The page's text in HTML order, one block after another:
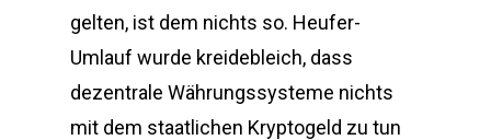
gelten, ist dem nichts so. Heufer-
Umlauf wurde kreidebleich, dass
dezentrale Währungssysteme nichts
mit dem staatlichen Kryptogeld zu tun